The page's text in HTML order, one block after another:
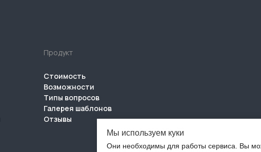
Мы используем куки
Они необходимы для работы сервиса. Вы
Продукт
Стоимость
Возможности
Типы вопросов
Галерея шаблонов
Отзывы